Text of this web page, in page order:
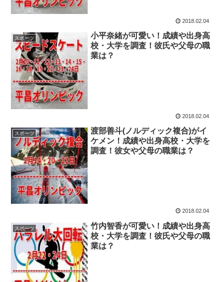
2018.02.04
スポーツ
小平奈緒が可愛い！成績や出身高
校・大学を調査！彼氏や父母の職
業は？
2018.02.04
スポーツ
渡部善斗(ノルディック複合)がイ
ケメン！成績や出身高校・大学を
調査！彼女や父母の職業は？
2018.02.04
スポーツ
竹内智香が可愛い！成績や出身高
校・大学を調査！彼氏や父母の職
業は？